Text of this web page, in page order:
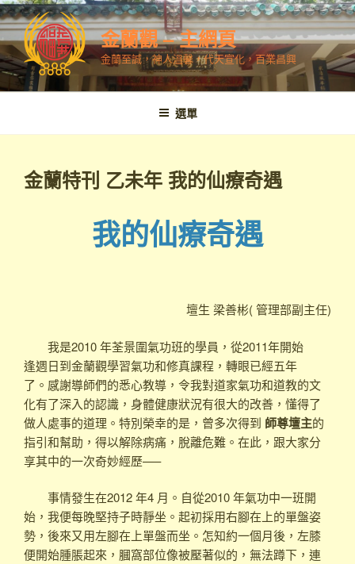
跳
至
內
容
金蘭觀 – 主網頁
金蘭至誠，神人溫馨，代天宣化，百業昌興
選單
金蘭特刊 乙未年 我的仙療奇遇
我的仙療奇遇
壇生 梁善彬( 管理部副主任)
我是2010 年荃景圍氣功班的學員，從2011年開始
逢週日到金蘭觀學習氣功和修真課程，轉眼已經五年
了。感謝導師們的悉心教導，令我對道家氣功和道教的文
化有了深入的認識，身體健康狀況有很大的改善，懂得了
做人處事的道理。特別榮幸的是，曾多次得到 師尊壇主的
指引和幫助，得以解除病痛，脫離危難。在此，跟大家分
享其中的一次奇妙經歷—–
事情發生在2012 年4 月。自從2010 年氣功中一班開
始，我便每晚堅持子時靜坐。起初採用右腳在上的單盤姿
勢，後來又用左腳在上單盤而坐。怎知約一個月後，左膝
便開始腫脹起來，膕窩部位像被壓著似的，無法蹲下，連